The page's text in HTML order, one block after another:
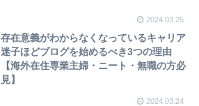
2024.03.25
存在意義がわからなくなっているキャリア
迷子ほどブログを始めるべき3つの理由
【海外在住専業主婦・ニート・無職の方必
見】
2024.03.24